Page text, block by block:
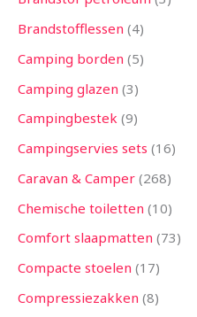
Brandstofflessen 4
Camping borden 5
Camping glazen 3
Campingbestek 9
Campingservies sets 16
Caravan & Camper 268
Chemische toiletten 10
Comfort slaapmatten 73
Compacte stoelen 17
Compressiezakken 8